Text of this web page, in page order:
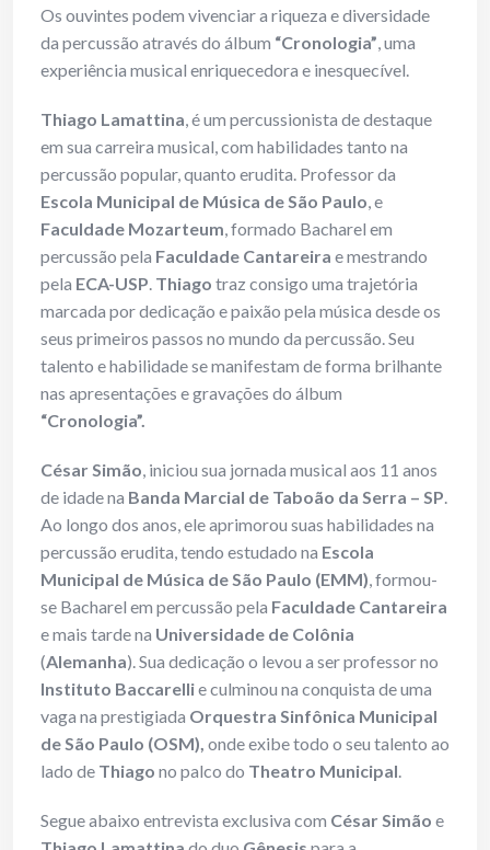
Os ouvintes podem vivenciar a riqueza e diversidade
da percussão através do álbum “Cronologia”, uma
experiência musical enriquecedora e inesquecível.
Thiago Lamattina, é um percussionista de destaque
em sua carreira musical, com habilidades tanto na
percussão popular, quanto erudita. Professor da
Escola Municipal de Música de São Paulo, e
Faculdade Mozarteum, formado Bacharel em
percussão pela Faculdade Cantareira e mestrando
pela ECA-USP. Thiago traz consigo uma trajetória
marcada por dedicação e paixão pela música desde os
seus primeiros passos no mundo da percussão. Seu
talento e habilidade se manifestam de forma brilhante
nas apresentações e gravações do álbum
“Cronologia”.
César Simão, iniciou sua jornada musical aos 11 anos
de idade na Banda Marcial de Taboão da Serra – SP.
Ao longo dos anos, ele aprimorou suas habilidades na
percussão erudita, tendo estudado na Escola
Municipal de Música de São Paulo (EMM), formou-
se Bacharel em percussão pela Faculdade Cantareira
e mais tarde na Universidade de Colônia
(Alemanha). Sua dedicação o levou a ser professor no
Instituto Baccarellie culminou na conquista de uma
vaga na prestigiada Orquestra Sinfônica Municipal
de São Paulo (OSM), onde exibe todo o seu talento ao
lado de Thiago no palco do Theatro Municipal.
Segue abaixo entrevista exclusiva com César Simão e